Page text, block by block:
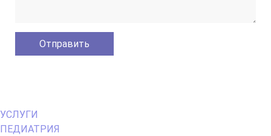
Primary
Menu
УСЛУГИ
ПЕДИАТРИЯ